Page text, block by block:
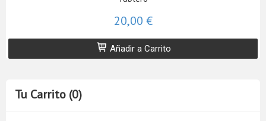
Tu Carrito (0)
20,00 €
Añadir a Carrito